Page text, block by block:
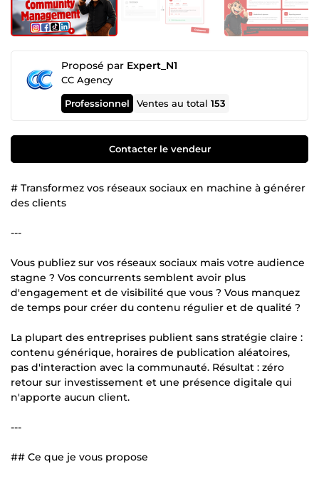
Proposé par Expert_N1
CC Agency
Professionnel Ventes au total153
Contacter le vendeur
# Transformez vos réseaux sociaux en machine à générer
des clients
---
Vous publiez sur vos réseaux sociaux mais votre audience
stagne ? Vos concurrents semblent avoir plus
d'engagement et de visibilité que vous ? Vous manquez
de temps pour créer du contenu régulier et de qualité ?
La plupart des entreprises publient sans stratégie claire :
contenu générique, horaires de publication aléatoires,
pas d'interaction avec la communauté. Résultat : zéro
retour sur investissement et une présence digitale qui
n'apporte aucun client.
---
## Ce que je vous propose